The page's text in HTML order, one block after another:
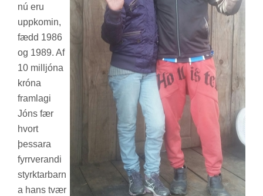
nú eru
upp­kom­in,
fædd 1986
og 1989. Af
10 millj­óna
króna
fram­lagi
Jóns fær
hvort
þess­ara
fyrr­ver­andi
styrkt­ar­barn
a hans tvær